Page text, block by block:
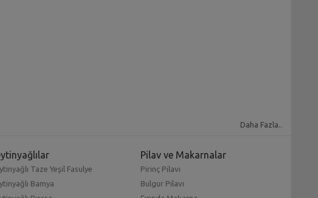
Daha Fazla..
Taze Yeşil Fasulye
Bamya
Pilav ve Makarnalar
Pirinç Pilavı
Bulgur Pilavı